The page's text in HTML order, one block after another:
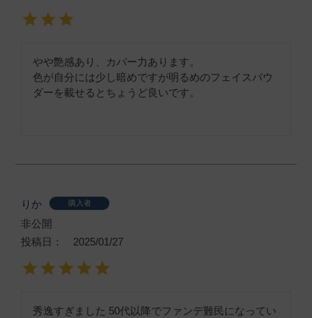
やや艶感あり、カバー力あります。
色が自分には少し暗めですが明るめのフェイスパウ
ダーを載せるとちょうど良いです。
りか 購入者
非公開
投稿日
2025/01/27
秀逸すぎました 50代以降でファンデ難民になってい